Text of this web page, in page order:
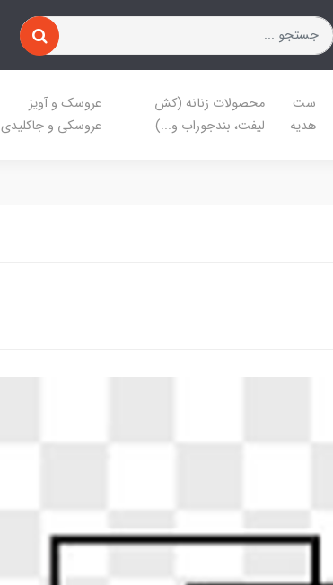
ست
هدیه
محصولات زنانه (کش
لیفت، بندجوراب و...)
عروسک و آویز
عروسکی و جاکلیدی